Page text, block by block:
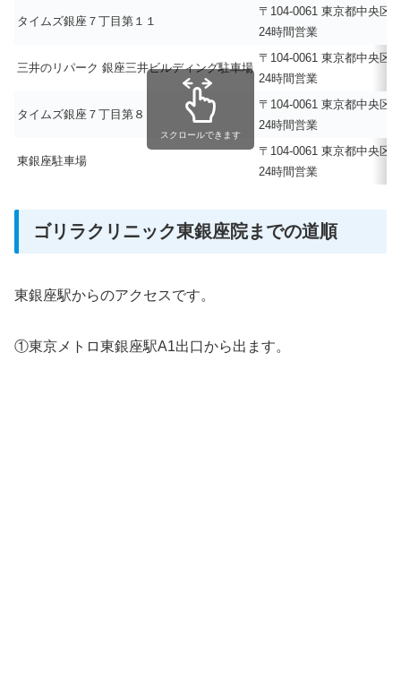
タイムズ銀座７丁目第１１
〒104-0061 東京都中央区
24時間営業
三井のリパーク 銀座三井ビルディング駐車場
〒104-0061 東京都中央区
24時間営業
タイムズ銀座７丁目第８
〒104-0061 東京都中央区
24時間営業
東銀座駐車場
〒104-0061 東京都中央区
24時間営業
スクロールできます
ゴリラクリニック東銀座院までの道順
東銀座駅からのアクセスです。
①東京メトロ東銀座駅A1出口から出ます。